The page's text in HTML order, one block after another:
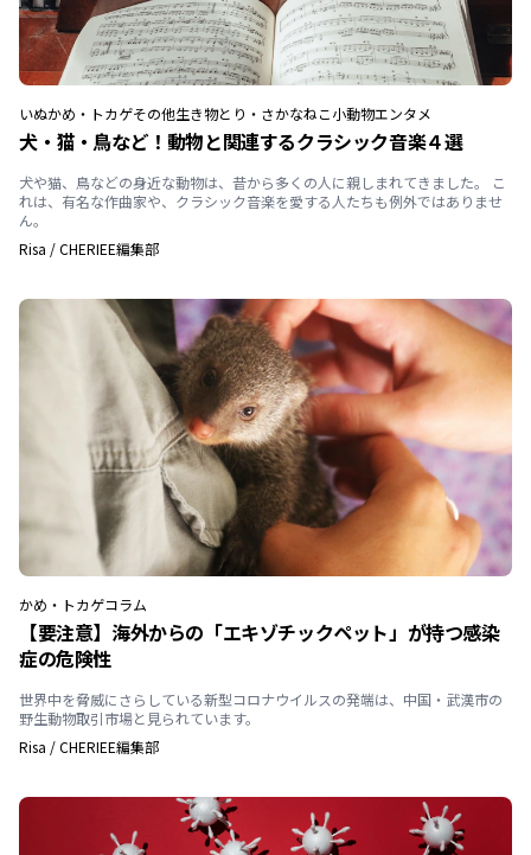
いぬかめ・トカゲその他生き物とり・さかなねこ小動物エンタメ
犬・猫・鳥など！動物と関連するクラシック音楽４選
犬や猫、鳥などの身近な動物は、昔から多くの人に親しまれてきました。 こ
れは、有名な作曲家や、クラシック音楽を愛する人たちも例外ではありませ
ん。
Risa /CHERIEE編集部
かめ・トカゲコラム
【要注意】海外からの「エキゾチックペット」が持つ感染
症の危険性
世界中を脅威にさらしている新型コロナウイルスの発端は、中国・武漢市の
野生動物取引市場と見られています。
Risa /CHERIEE編集部